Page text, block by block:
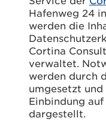
Hafenweg 24
werden die
Cortina
verwaltet.
werden durch
umgesetzt
Einbindung
dargestellt.